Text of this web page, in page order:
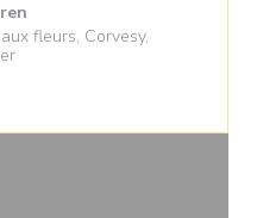
fleurs, Corvesy,